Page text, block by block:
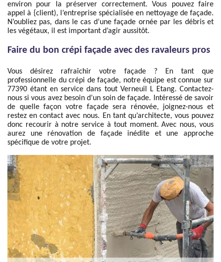
environ pour la préserver correctement. Vous pouvez faire
appel à {client), l’entreprise spécialisée en nettoyage de façade.
N’oubliez pas, dans le cas d’une façade ornée par les débris et
les végétaux, il est important d’agir aussitôt.
Faire du bon crépi façade avec des ravaleurs pros
Vous désirez rafraîchir votre façade ? En tant que
professionnelle du crépi de façade, notre équipe est connue sur
77390 étant en service dans tout Verneuil L Etang. Contactez-
nous si vous avez besoin d’un soin de façade. Intéressé de savoir
de quelle façon votre façade sera rénovée, joignez-nous et
restez en contact avec nous. En tant qu’architecte, vous pouvez
donc recourir à notre service à tout moment. Avec nous, vous
aurez une rénovation de façade inédite et une approche
spécifique de votre projet.